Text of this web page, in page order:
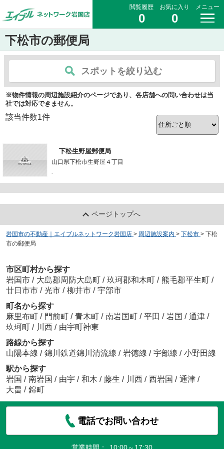
閲覧履歴
0
お気に入り
0
メニュー
下松市の郵便局
スポットを絞り込む
※物件情報の周辺施設紹介のページであり、各店舗への問い合わせは当
社では対応できません。
該当件数1件
下松生野屋郵便局
山口県下松市生野屋４丁目
-
ページトップへ
岩国市の不動産｜エイブルネットワーク岩国店 > 周辺施設案内 > 下松市 > 下松
市の郵便局
市区町村から探す
岩国市 / 大島郡周防大島町 / 玖珂郡和木町 / 熊毛郡平生町 /
廿日市市 / 光市 / 柳井市 / 宇部市
町名から探す
麻里布町 / 門前町 / 青木町 / 南岩国町 / 平田 / 岩国 / 通津 /
玖珂町 / 川西 / 由宇町神東
路線から探す
山陽本線 / 錦川鉄道錦川清流線 / 岩徳線 / 宇部線 / 小野田線
駅から探す
岩国 / 南岩国 / 由宇 / 和木 / 藤生 / 川西 / 西岩国 / 通津 /
大畠 / 錦町
電話でお問い合わせ
営業時間： 10:00～17:30